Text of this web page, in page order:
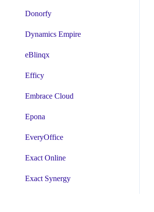
Donorfy
Dynamics Empire
eBlinqx
Efficy
Embrace Cloud
Epona
EveryOffice
Exact Online
Exact Synergy